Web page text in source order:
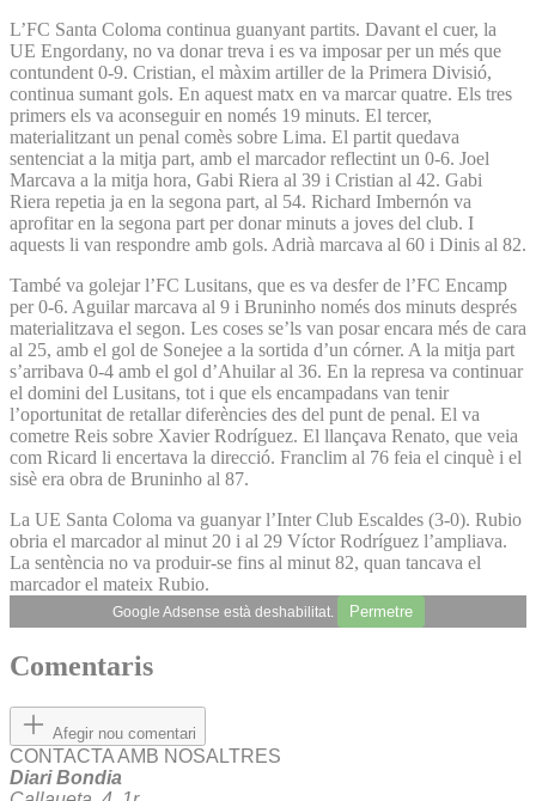
L’FC Santa Coloma continua guanyant partits. Davant el cuer, la
UE Engordany, no va donar treva i es va imposar per un més que
contundent 0-9. Cristian, el màxim artiller de la Primera Divisió,
continua sumant gols. En aquest matx en va marcar quatre. Els tres
primers els va aconseguir en només 19 minuts. El tercer,
materialitzant un penal comès sobre Lima. El partit quedava
sentenciat a la mitja part, amb el marcador reflectint un 0-6. Joel
Marcava a la mitja hora, Gabi Riera al 39 i Cristian al 42. Gabi
Riera repetia ja en la segona part, al 54. Richard Imbernón va
aprofitar en la segona part per donar minuts a joves del club. I
aquests li van respondre amb gols. Adrià marcava al 60 i Dinis al 82.
També va golejar l’FC Lusitans, que es va desfer de l’FC Encamp
per 0-6. Aguilar marcava al 9 i Bruninho només dos minuts després
materialitzava el segon. Les coses se’ls van posar encara més de cara
al 25, amb el gol de Sonejee a la sortida d’un córner. A la mitja part
s’arribava 0-4 amb el gol d’Ahuilar al 36. En la represa va continuar
el domini del Lusitans, tot i que els encampadans van tenir
l’oportunitat de retallar diferències des del punt de penal. El va
cometre Reis sobre Xavier Rodríguez. El llançava Renato, que veia
com Ricard li encertava la direcció. Franclim al 76 feia el cinquè i el
sisè era obra de Bruninho al 87.
La UE Santa Coloma va guanyar l’Inter Club Escaldes (3-0). Rubio
obria el marcador al minut 20 i al 29 Víctor Rodríguez l’ampliava.
La sentència no va produir-se fins al minut 82, quan tancava el
marcador el mateix Rubio.
Google Adsense està deshabilitat. Permetre
Comentaris
Afegir nou comentari
CONTACTA AMB NOSALTRES
Diari Bondia